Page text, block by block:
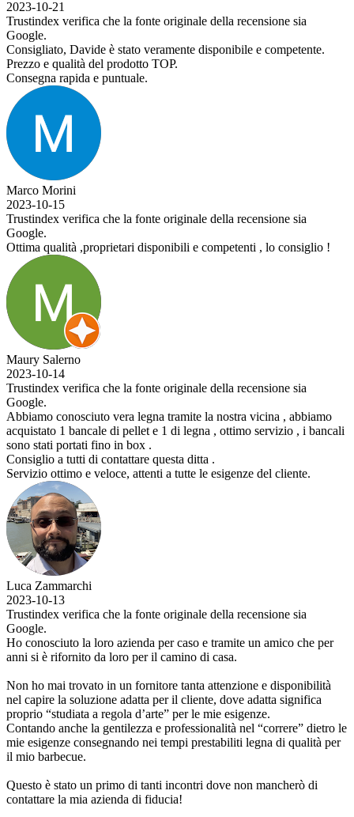
2023-10-21
Trustindex verifica che la fonte originale della recensione sia
Google.
Consigliato, Davide è stato veramente disponibile e competente.
Prezzo e qualità del prodotto TOP.
Consegna rapida e puntuale.
Marco Morini
2023-10-15
Trustindex verifica che la fonte originale della recensione sia
Google.
Ottima qualità ,proprietari disponibili e competenti , lo consiglio !
Maury Salerno
2023-10-14
Trustindex verifica che la fonte originale della recensione sia
Google.
Abbiamo conosciuto vera legna tramite la nostra vicina , abbiamo
acquistato 1 bancale di pellet e 1 di legna , ottimo servizio , i bancali
sono stati portati fino in box .
Consiglio a tutti di contattare questa ditta .
Servizio ottimo e veloce, attenti a tutte le esigenze del cliente.
Luca Zammarchi
2023-10-13
Trustindex verifica che la fonte originale della recensione sia
Google.
Ho conosciuto la loro azienda per caso e tramite un amico che per
anni si è rifornito da loro per il camino di casa.
Non ho mai trovato in un fornitore tanta attenzione e disponibilità
nel capire la soluzione adatta per il cliente, dove adatta significa
proprio “studiata a regola d’arte” per le mie esigenze.
Contando anche la gentilezza e professionalità nel “correre” dietro le
mie esigenze consegnando nei tempi prestabiliti legna di qualità per
il mio barbecue.
Questo è stato un primo di tanti incontri dove non mancherò di
contattare la mia azienda di fiducia!